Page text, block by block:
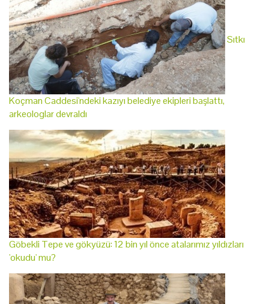
Sıtkı
Koçman Caddesi'ndeki kazıyı belediye ekipleri başlattı,
arkeologlar devraldı
Göbekli Tepe ve gökyüzü: 12 bin yıl önce atalarımız yıldızları
'okudu' mu?